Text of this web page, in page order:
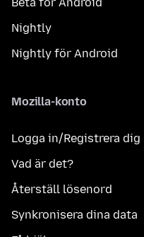
Nightly
Nightly för Android
Mozilla-konto
Logga in/Registrera dig
Vad är det?
Återställ lösenord
Synkronisera dina data